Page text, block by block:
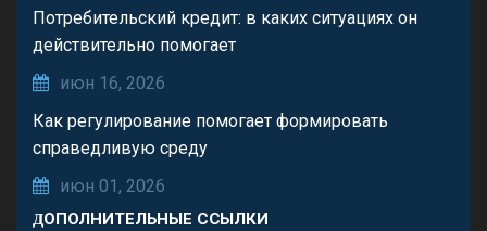
Потребительский кредит: в каких ситуациях он
действительно помогает
июн 16, 2026
Как регулирование помогает формировать
справедливую среду
июн 01, 2026
ДОПОЛНИТЕЛЬНЫЕ ССЫЛКИ